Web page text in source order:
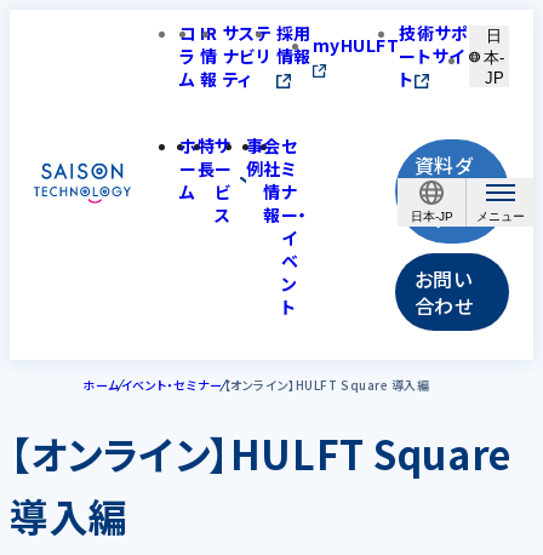
日本-JP
コ
ラ
ム
IR
情
報
サステ
ナビリ
ティ
採用
情報myHULFT技術サポ
ートサイ
ト
日
本-
JP
ホ
ー
ム
特
長
サ
ー
ビ
ス
事
例
会
社
情
報
セ
ミ
ナ
ー・
イ
ベ
ン
ト
資料ダ
ウンロ
ード
お問い
合わせ
ホームイベント・セミナー【オンライン】HULFT Square 導入編
【オンライン】HULFT Square
導入編